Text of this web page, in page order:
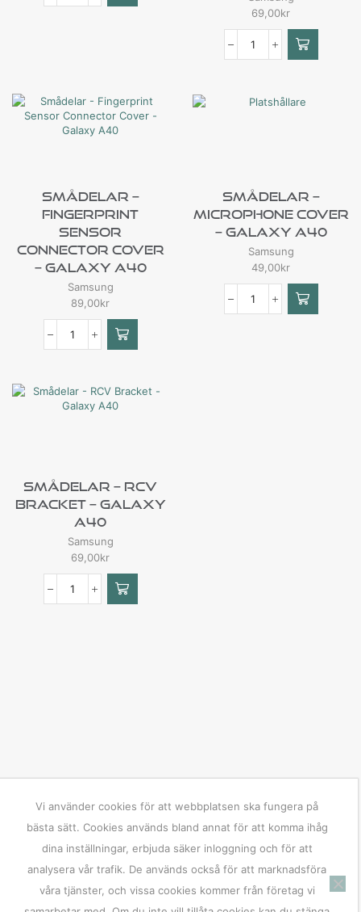
69,00kr
Smådelar –
Fingerprint
Sensor
Connector Cover
– Galaxy A40
Samsung
89,00kr
Smådelar –
Microphone Cover
– Galaxy A40
Samsung
49,00kr
Smådelar – RCV
Bracket – Galaxy
A40
Samsung
69,00kr
Vi använder cookies för att webbplatsen ska fungera på
bästa sätt. Cookies används bland annat för att komma ihåg
dina inställningar, erbjuda säker inloggning och för att
analysera vår trafik. De används också för att marknadsföra
våra tjänster, och vissa cookies kommer från företag vi